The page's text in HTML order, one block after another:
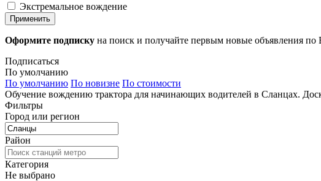
Экстремальное вождение
Применить
Оформите подписку на поиск и получайте первым новые объявления
Подписаться
По умолчанию
По умолчанию По новизне По стоимости
Обучение вождению трактора для начинающих водителей в Сланцах.
Фильтры
Город или регион
Район
Категория
Не выбрано